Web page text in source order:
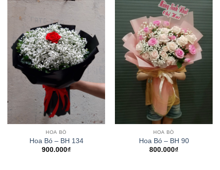
HOA BÓ
Hoa Bó – BH 134
900.000₫
HOA BÓ
Hoa Bó – BH 90
800.000₫